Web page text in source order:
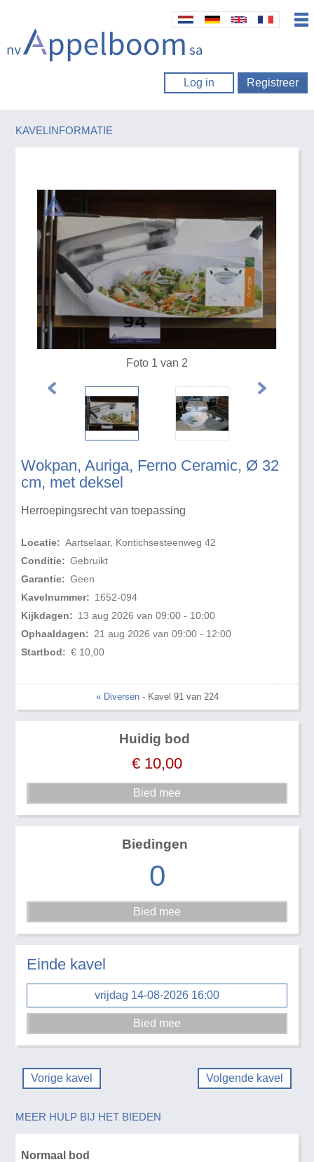
Log in Registreer
KAVELINFORMATIE
Wokpan, Auriga, Ferno Ceramic, Ø 32
cm, met deksel
Herroepingsrecht van toepassing
Locatie: Aartselaar, Kontichsesteenweg 42
Conditie: Gebruikt
Garantie: Geen
Kavelnummer: 1652-094
Kijkdagen: 13 aug 2026 van 09:00 - 10:00
Ophaaldagen: 21 aug 2026 van 09:00 - 12:00
Startbod: € 10,00
Foto 1 van 2
« Diversen- Kavel 91 van 224
Huidig bod
€ 10,00
Biedingen
0
Einde kavel
vrijdag 14-08-2026 16:00
Vorige kavel Volgende kavel
MEER HULP BIJ HET BIEDEN
Normaal bod